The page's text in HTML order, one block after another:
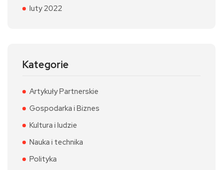
luty 2022
Kategorie
Artykuły Partnerskie
Gospodarka i Biznes
Kultura i ludzie
Nauka i technika
Polityka